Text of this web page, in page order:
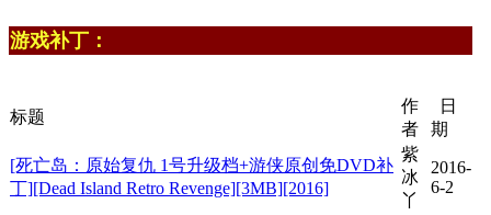
游戏补丁：
标题
作
者
日
期
[死亡岛：原始复仇 1号升级档+游侠原创免DVD补
丁][Dead Island Retro Revenge][3MB][2016]
紫
冰
丫
2016-
6-2